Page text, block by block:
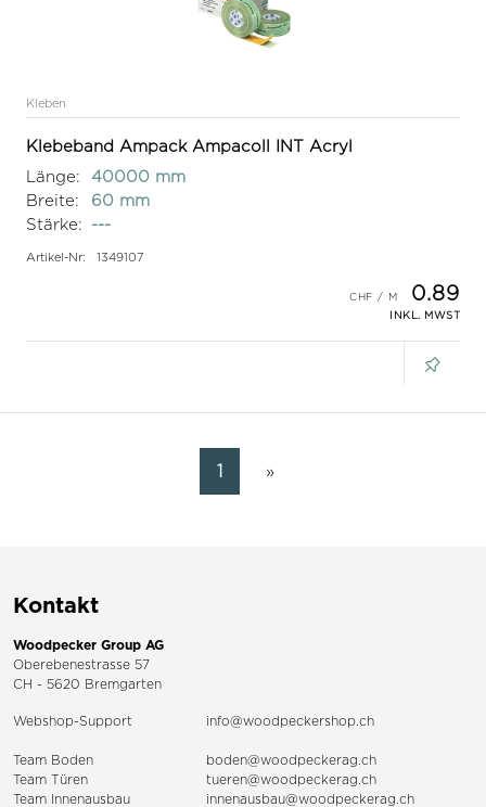
Kleben
Klebeband Ampack Ampacoll INT Acryl
Länge:
40000 mm
Breite:
60 mm
Stärke:
---
Artikel-Nr: 1349107
0.89
INKL. MWST
1
Kontakt
Woodpecker Group AG
Oberebenestrasse 57
CH - 5620 Bremgarten
Webshop-Support info@woodpeckershop.ch
Team Boden
boden@woodpeckerag.ch
Team Türen
tueren@woodpeckerag.ch
Team Innenausbau
innenausbau@woodpeckerag.ch